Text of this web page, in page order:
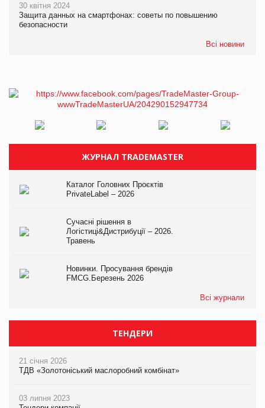
30 квітня 2024
Защита данных на смартфонах: советы по повышению
безопасности
Всі новини
ЖУРНАЛ TRADEMASTER
Каталог Головних Проєктів
PrivateLabel – 2026
Сучасні рішення в
Логістиці&Дистрибуції – 2026.
Травень
Новинки. Просування брендів
FMCG.Березень 2026
Всі журнали
ТЕНДЕРИ
21 січня 2026
ТДВ «Золотоніський маслоробний комбінат»
03 липня 2023